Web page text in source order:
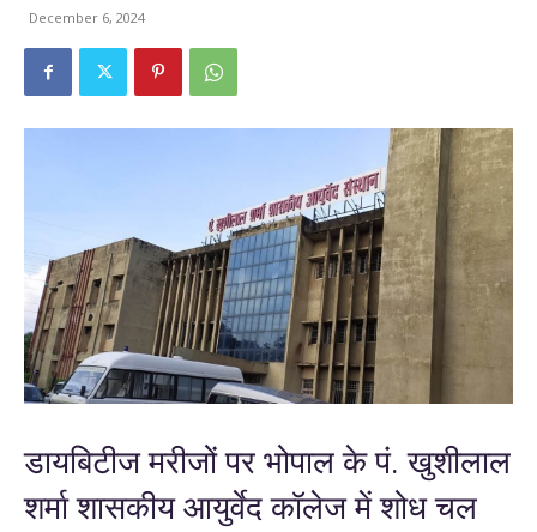
December 6, 2024
डायबिटीज मरीजों पर भोपाल के पं. खुशीलाल
शर्मा शासकीय आयुर्वेद कॉलेज में शोध चल